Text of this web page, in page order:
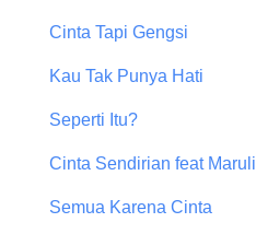
Cinta Tapi Gengsi
Kau Tak Punya Hati
Seperti Itu?
Cinta Sendirian feat Maruli
Semua Karena Cinta